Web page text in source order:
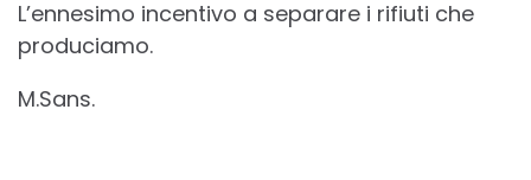
L’ennesimo incentivo a separare i rifiuti che
produciamo.
M.Sans.